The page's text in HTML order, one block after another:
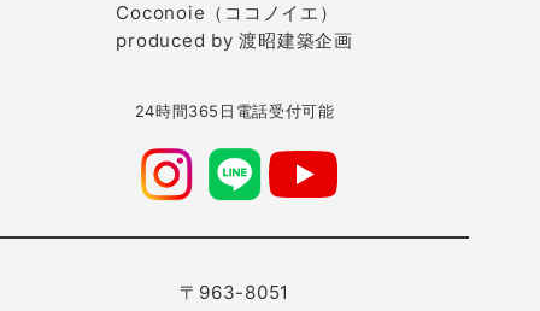
Coconoie（ココノイエ）
produced by 渡昭建築企画
24時間365日電話受付可能
〒963-8051